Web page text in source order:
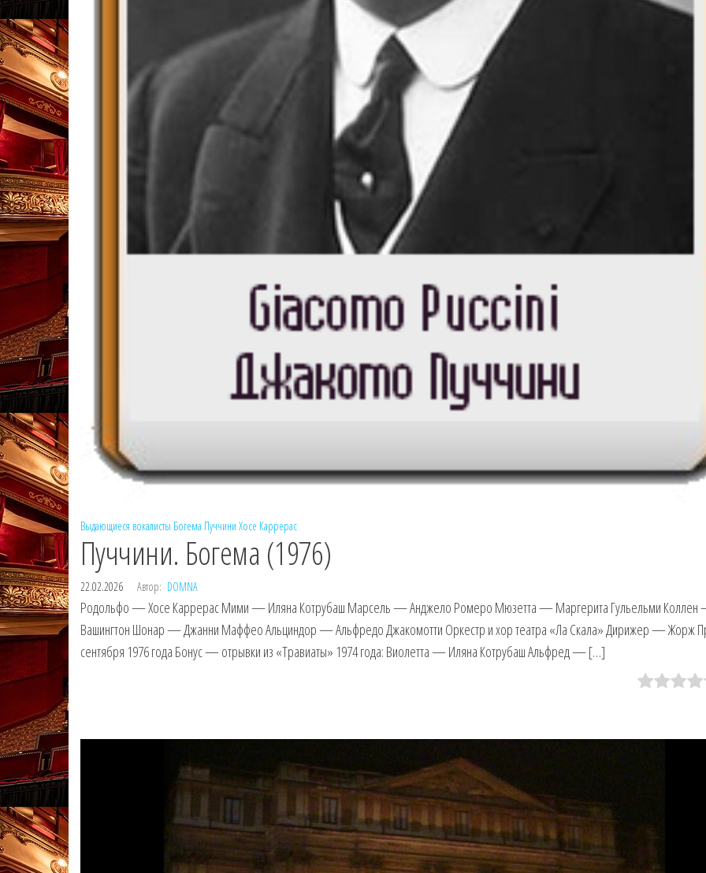
Выдающиеся вокалисты Богема Пуччини Хосе Каррерас
Пуччини. Богема (1976)
22.02.2026 Автор: DOMNA
Родольфо — Хосе Каррерас Мими — Иляна Котрубаш Марсель — Анджело Ромеро Мюзетта — Маргерита Гульельми
Вашингтон Шонар — Джанни Маффео Альциндор — Альфредо Джакомотти Оркестр и хор театра «Ла Скала» Дирижер — Жорж
сентября 1976 года Бонус — отрывки из «Травиаты» 1974 года: Виолетта — Иляна Котрубаш Альфред — […]